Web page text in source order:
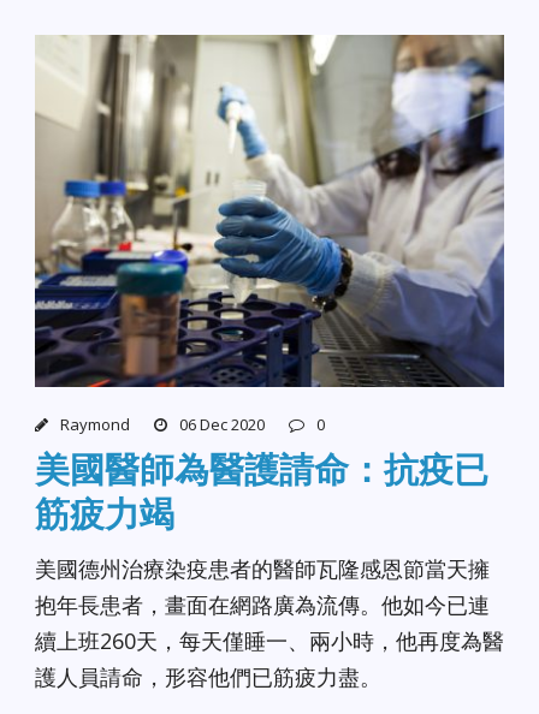
Raymond 06 Dec 2020 0
美國醫師為醫護請命：抗疫已
筋疲力竭
美國德州治療染疫患者的醫師瓦隆感恩節當天擁
抱年長患者，畫面在網路廣為流傳。他如今已連
續上班260天，每天僅睡一、兩小時，他再度為醫
護人員請命，形容他們已筋疲力盡。